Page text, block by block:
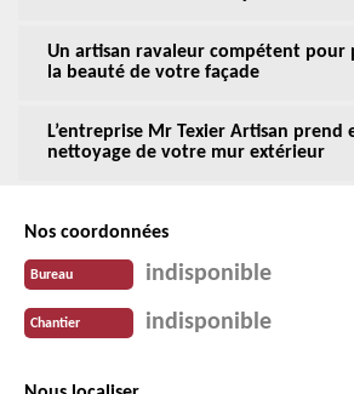
Un artisan ravaleur compétent pour
la beauté de votre façade
L’entreprise Mr Texier Artisan prend
nettoyage de votre mur extérieur
Nos coordonnées
Bureau indisponible
Chantier indisponible